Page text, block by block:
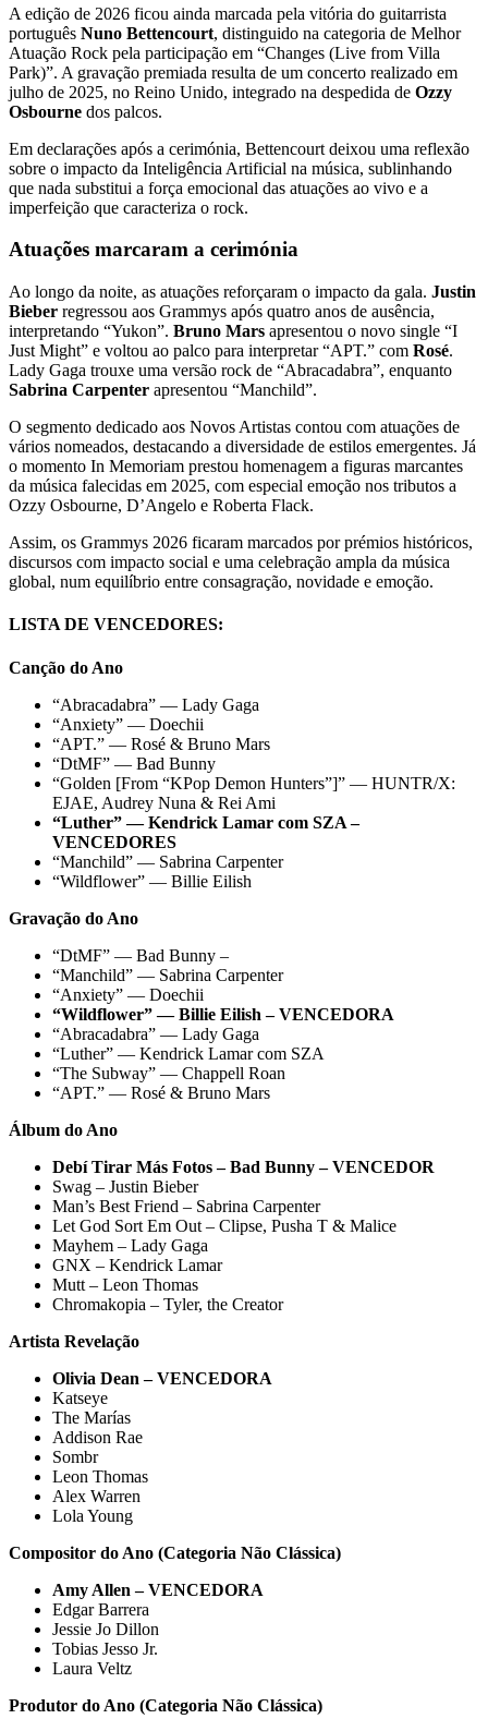
A edição de 2026 ficou ainda marcada pela vitória do guitarrista
português Nuno Bettencourt, distinguido na categoria de Melhor
Atuação Rock pela participação em “Changes (Live from Villa
Park)”. A gravação premiada resulta de um concerto realizado em
julho de 2025, no Reino Unido, integrado na despedida de Ozzy
Osbourne dos palcos.
Em declarações após a cerimónia, Bettencourt deixou uma reflexão
sobre o impacto da Inteligência Artificial na música, sublinhando
que nada substitui a força emocional das atuações ao vivo e a
imperfeição que caracteriza o rock.
Atuações marcaram a cerimónia
Ao longo da noite, as atuações reforçaram o impacto da gala. Justin
Bieber regressou aos Grammys após quatro anos de ausência,
interpretando “Yukon”. Bruno Mars apresentou o novo single “I
Just Might” e voltou ao palco para interpretar “APT.” com Rosé.
Lady Gaga trouxe uma versão rock de “Abracadabra”, enquanto
Sabrina Carpenter apresentou “Manchild”.
O segmento dedicado aos Novos Artistas contou com atuações de
vários nomeados, destacando a diversidade de estilos emergentes. Já
o momento In Memoriam prestou homenagem a figuras marcantes
da música falecidas em 2025, com especial emoção nos tributos a
Ozzy Osbourne, D’Angelo e Roberta Flack.
Assim, os Grammys 2026 ficaram marcados por prémios históricos,
discursos com impacto social e uma celebração ampla da música
global, num equilíbrio entre consagração, novidade e emoção.
LISTA DE VENCEDORES:
Canção do Ano
“Abracadabra” — Lady Gaga
“Anxiety” — Doechii
“APT.” — Rosé & Bruno Mars
“DtMF” — Bad Bunny
“Golden [From “KPop Demon Hunters”]” — HUNTR/X:
EJAE, Audrey Nuna & Rei Ami
“Luther” — Kendrick Lamar com SZA –
VENCEDORES
“Manchild” — Sabrina Carpenter
“Wildflower” — Billie Eilish
Gravação do Ano
“DtMF” — Bad Bunny –
“Manchild” — Sabrina Carpenter
“Anxiety” — Doechii
“Wildflower” — Billie Eilish – VENCEDORA
“Abracadabra” — Lady Gaga
“Luther” — Kendrick Lamar com SZA
“The Subway” — Chappell Roan
“APT.” — Rosé & Bruno Mars
Álbum do Ano
Debí Tirar Más Fotos – Bad Bunny – VENCEDOR
Swag – Justin Bieber
Man’s Best Friend – Sabrina Carpenter
Let God Sort Em Out – Clipse, Pusha T & Malice
Mayhem – Lady Gaga
GNX – Kendrick Lamar
Mutt – Leon Thomas
Chromakopia – Tyler, the Creator
Artista Revelação
Olivia Dean – VENCEDORA
Katseye
The Marías
Addison Rae
Sombr
Leon Thomas
Alex Warren
Lola Young
Compositor do Ano (Categoria Não Clássica)
Amy Allen – VENCEDORA
Edgar Barrera
Jessie Jo Dillon
Tobias Jesso Jr.
Laura Veltz
Produtor do Ano (Categoria Não Clássica)